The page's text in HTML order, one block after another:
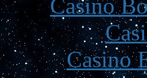
Casino
Casino